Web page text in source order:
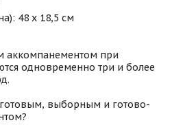
48 x 18,5 см
аккомпанементом при
одновременно три и более
выборным и готово-